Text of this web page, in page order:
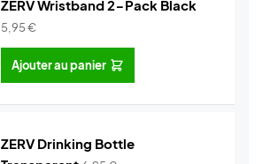
ZERV Wristband 2-Pack Black
5,95€
Ajouter au panier
ZERV Drinking Bottle